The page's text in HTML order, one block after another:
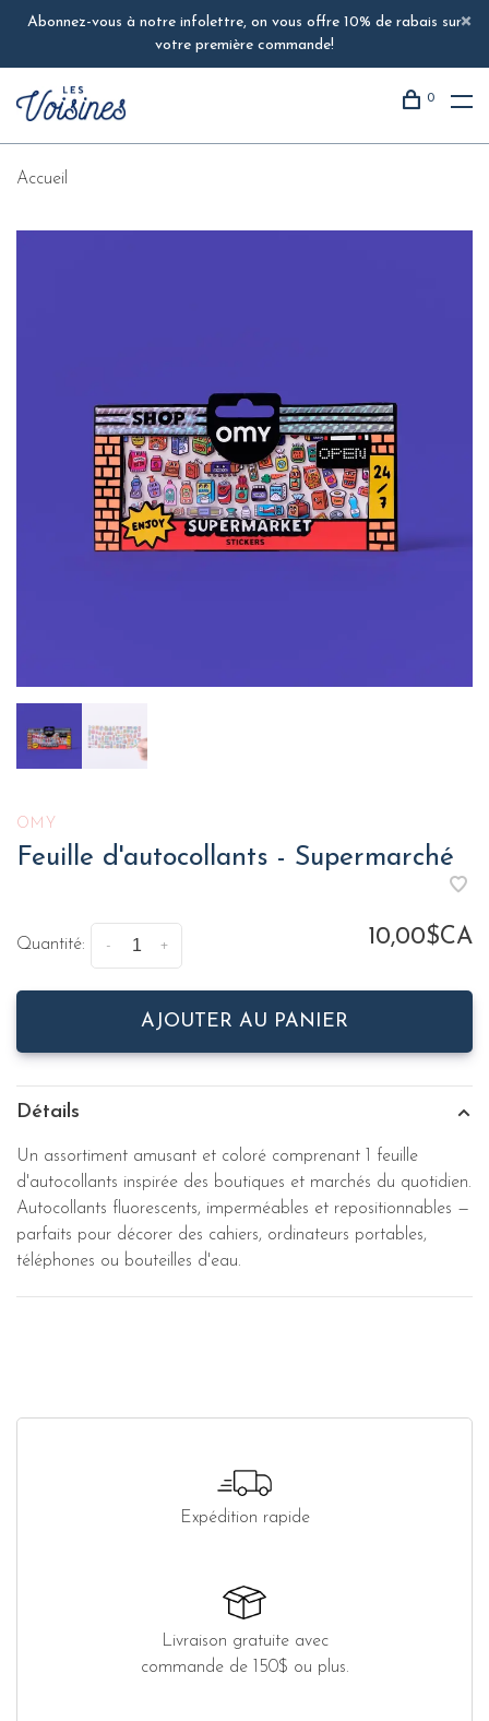
Abonnez-vous à notre infolettre, on vous offre 10% de rabais sur
votre première commande!
0
Accueil
OMY
Feuille d'autocollants - Supermarché
Quantité: +
- 10,00$CA
AJOUTER AU PANIER
Détails
Un assortiment amusant et coloré comprenant 1 feuille
d'autocollants inspirée des boutiques et marchés du quotidien.
Autocollants fluorescents, imperméables et repositionnables —
parfaits pour décorer des cahiers, ordinateurs portables,
téléphones ou bouteilles d'eau.
Expédition rapide
Livraison gratuite avec
commande de 150$ ou plus.